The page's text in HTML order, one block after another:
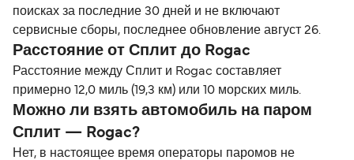
поисках за последние 30 дней и не включают
сервисные сборы, последнее обновление август 26.
Расстояние от Сплит до Rogac
Расстояние между Сплит и Rogac составляет
примерно 12,0 миль (19,3 км) или 10 морских миль.
Можно ли взять автомобиль на паром
Сплит — Rogac?
Нет, в настоящее время операторы паромов не